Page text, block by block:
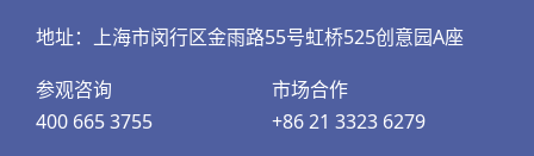
地址：上海市闵行区金雨路55号虹桥525创意园A座
参观咨询
400 665 3755
市场合作
+86 21 3323 6279